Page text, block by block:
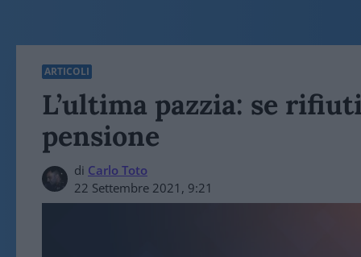
ARTICOLI
L’ultima pazzia: se
pensione
di Carlo Toto
22 Settembre 2021, 9:21